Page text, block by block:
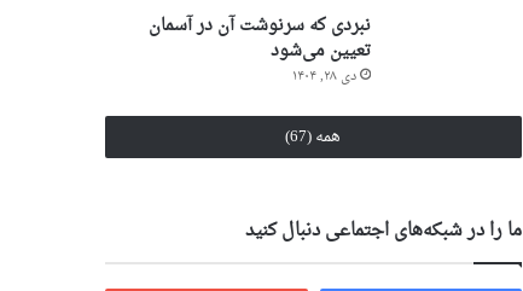
نبردی که سرنوشت آن در آسمان
تعیین می‌شود
دی ۲۸, ۱۴۰۴
همه (67)
ما را در شبکه‌های اجتماعی دنبال کنید